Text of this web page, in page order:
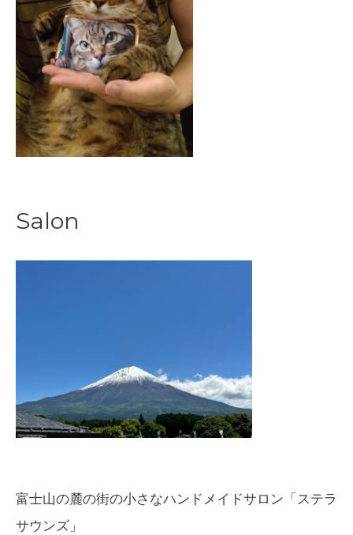
Salon
富士山の麓の街の小さなハンドメイドサロン「ステラ
サウンズ」